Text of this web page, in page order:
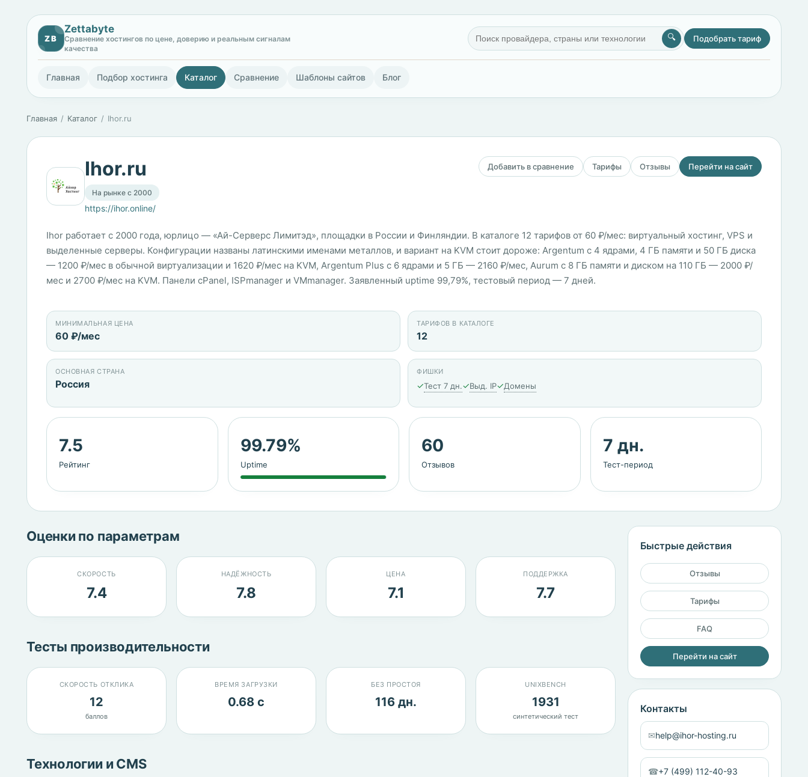
ZB
Zettabyte
Сравнение хостингов по цене, доверию и реальным сигналам
качества
🔍 Подобрать тариф
Главная Подбор хостинга Каталог Сравнение Шаблоны сайтов Блог
Главная Каталог Ihor.ru
Ihor.ru
На рынке с 2000
https://ihor.online/
Добавить в сравнение Тарифы Отзывы Перейти на сайт
Ihor работает с 2000 года, юрлицо — «Ай-Серверс Лимитэд», площадки в России и Финляндии. В каталоге 12 тарифов от 60 ₽/мес: виртуальный хостинг, VPS и
выделенные серверы. Конфигурации названы латинскими именами металлов, и вариант на KVM стоит дороже: Argentum с 4 ядрами, 4 ГБ памяти и 50 ГБ диска
— 1200 ₽/мес в обычной виртуализации и 1620 ₽/мес на KVM, Argentum Plus с 6 ядрами и 5 ГБ — 2160 ₽/мес, Aurum с 8 ГБ памяти и диском на 110 ГБ — 2000 ₽/
мес и 2700 ₽/мес на KVM. Панели cPanel, ISPmanager и VMmanager. Заявленный uptime 99,79%, тестовый период — 7 дней.
МИНИМАЛЬНАЯ ЦЕНА
60 ₽/мес
ТАРИФОВ В КАТАЛОГЕ
12
ОСНОВНАЯ СТРАНА
Россия
ФИШКИ
✓Тест 7 дн.✓Выд. IP✓Домены
7.5
Рейтинг
99.79%
Uptime
60
Отзывов
7 дн.
Тест-период
Оценки по параметрам
СКОРОСТЬ
7.4
НАДЁЖНОСТЬ
7.8
ЦЕНА
7.1
ПОДДЕРЖКА
7.7
Тесты производительности
СКОРОСТЬ ОТКЛИКА
12
баллов
ВРЕМЯ ЗАГРУЗКИ
0.68 с
БЕЗ ПРОСТОЯ
116 дн.
UNIXBENCH
1931
синтетический тест
Технологии и CMS
Быстрые действия
Отзывы
Тарифы
FAQ
Перейти на сайт
Контакты
✉help@ihor-hosting.ru
☎+7 (499) 112-40-93